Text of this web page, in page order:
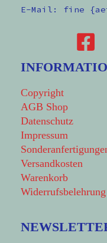
E-Mail: fine
Copyright
AGB Shop
Datenschutz
Impressum
Versandkosten
Warenkorb
Widerrufsbelehrung